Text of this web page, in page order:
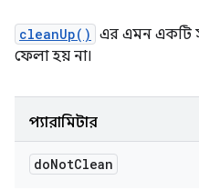
cleanUp() এর এমন একটি
ফেলা হয় না।
প্যারামিটার
doNotClean